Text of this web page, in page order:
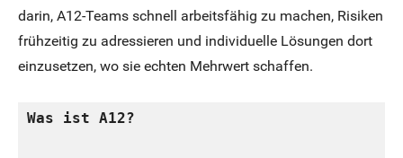
darin, A12-Teams schnell arbeitsfähig zu machen, Risiken
frühzeitig zu adressieren und individuelle Lösungen dort
einzusetzen, wo sie echten Mehrwert schaffen.
Was ist A12?